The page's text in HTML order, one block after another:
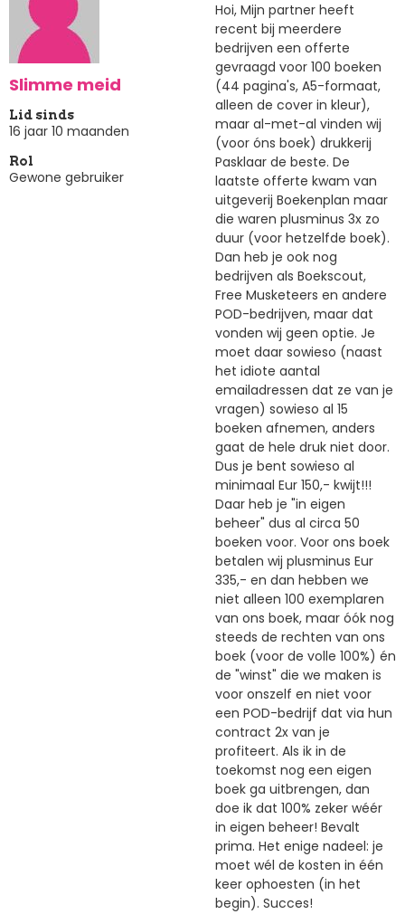
Slimme meid
Lid sinds
16 jaar 10 maanden
Rol
Gewone gebruiker
Hoi, Mijn partner heeft
recent bij meerdere
bedrijven een offerte
gevraagd voor 100 boeken
(44 pagina's, A5-formaat,
alleen de cover in kleur),
maar al-met-al vinden wij
(voor óns boek) drukkerij
Pasklaar de beste. De
laatste offerte kwam van
uitgeverij Boekenplan maar
die waren plusminus 3x zo
duur (voor hetzelfde boek).
Dan heb je ook nog
bedrijven als Boekscout,
Free Musketeers en andere
POD-bedrijven, maar dat
vonden wij geen optie. Je
moet daar sowieso (naast
het idiote aantal
emailadressen dat ze van je
vragen) sowieso al 15
boeken afnemen, anders
gaat de hele druk niet door.
Dus je bent sowieso al
minimaal Eur 150,- kwijt!!!
Daar heb je "in eigen
beheer" dus al circa 50
boeken voor. Voor ons boek
betalen wij plusminus Eur
335,- en dan hebben we
niet alleen 100 exemplaren
van ons boek, maar óók nog
steeds de rechten van ons
boek (voor de volle 100%) én
de "winst" die we maken is
voor onszelf en niet voor
een POD-bedrijf dat via hun
contract 2x van je
profiteert. Als ik in de
toekomst nog een eigen
boek ga uitbrengen, dan
doe ik dat 100% zeker wéér
in eigen beheer! Bevalt
prima. Het enige nadeel: je
moet wél de kosten in één
keer ophoesten (in het
begin). Succes!